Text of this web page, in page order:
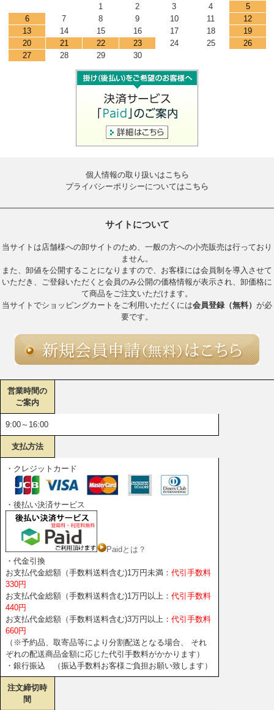
1 2 3 4
5
6
7 8 9 10 11
12
13
14 15 16 17 18
19
20
21 22 23 24 25
26
27
28 29 30
個人情報の取り扱いはこちら
プライバシーポリシーについてはこちら
サイトについて
当サイトは店舗様への卸サイトのため、一般の方への小売販売は行っており
ません。
また、卸値を公開することになりますので、お客様には会員制を導入させて
いただき、ご登録いただくと会員のみ公開の価格情報が表示され、卸価格に
て商品をご注文いただけます。
当サイトでショッピングカートをご利用いただくには会員登録（無料） が必
要です。
営業時間の
ご案内
9:00～16:00
支払方法
・クレジットカード
・後払い決済サービス
Paidとは？
・代金引換
お支払代金総額（手数料送料含む)1万円未満： 代引手数料
330円
お支払代金総額（手数料送料含む)1万円以上： 代引手数料
440円
お支払代金総額（手数料送料含む)3万円以上： 代引手数料
660円
（※予約品、取寄品等により分割配送となる場合、 それ
ぞれの配送商品金額に応じた代引手数料がかかります）
・銀行振込 （振込手数料お客様ご負担お願い致します）
注文締切時
間